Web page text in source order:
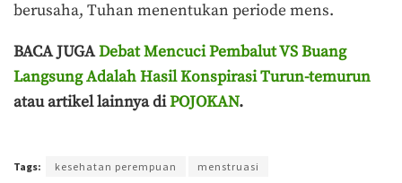
berusaha, Tuhan menentukan periode mens.
BACA JUGADebat Mencuci Pembalut VS Buang
Langsung Adalah Hasil Konspirasi Turun-temurun
atau artikel lainnya diPOJOKAN.
Tags: kesehatan perempuan menstruasi